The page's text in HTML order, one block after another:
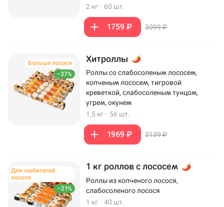
2 кг · 60 шт.
1759 ₽ 3099 ₽
–37%
Больше лосося Хитроллы
Роллы со слабосоленым лососем,
копченым лососем, тигровой
креветкой, слабосоленым тунцом,
угрем, окунем
1,5 кг · 56 шт.
1969 ₽ 3139 ₽
–21%
Для любителей
лосося
1 кг роллов с лососем
Роллы из копченого лосося,
слабосоленого лосося
1 кг · 40 шт.